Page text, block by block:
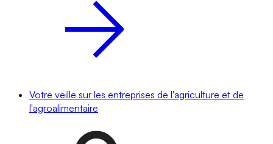
Votre veille sur les entreprises de l'agriculture et de
l'agroalimentaire